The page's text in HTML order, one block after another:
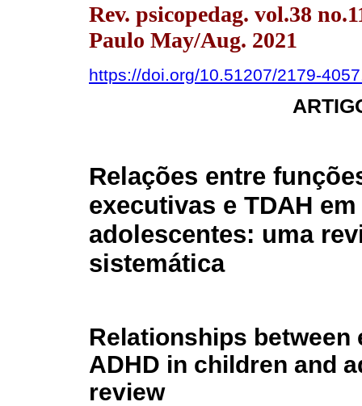
Rev. psicopedag. vol.38
Paulo May/Aug. 2021
https://doi.org/10.51207/2179-
Relações entre
executivas e TDAH
adolescentes: uma
sistemática
Relationships
ADHD in children and
review